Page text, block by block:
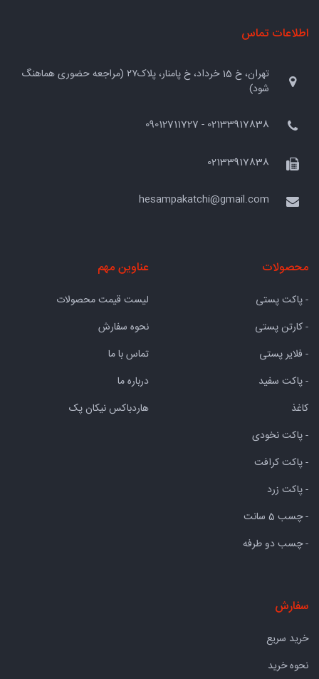
اطلاعات تماس
تهران، خ 15 خرداد، خ پامنار، پلاک۲۷ (مراجعه حضوری هماهنگ
شود)
02133917838 - 09012711727
02133917838
hesampakatchi@gmail.com
محصولات
- پاکت پستی
- کارتن پستی
- فلایر پستی
- پاکت سفید
کاغذ
- پاکت نخودی
- پاکت کرافت
- پاکت زرد
- چسب 5 سانت
- چسب دو طرفه
عناوین مهم
لیست قیمت محصولات
نحوه سفارش
تماس با ما
درباره ما
هاردباکس نیکان پک
سفارش
خرید سریع
نحوه خرید